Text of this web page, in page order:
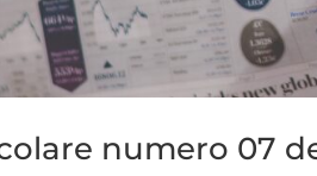
numero 07